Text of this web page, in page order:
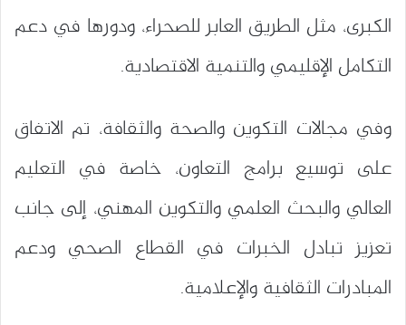
الكبرى، مثل الطريق العابر للصحراء، ودورها في دعم
التكامل الإقليمي والتنمية الاقتصادية.
وفي مجالات التكوين والصحة والثقافة، تم الاتفاق
على توسيع برامج التعاون، خاصة في التعليم
العالي والبحث العلمي والتكوين المهني، إلى جانب
تعزيز تبادل الخبرات في القطاع الصحي ودعم
المبادرات الثقافية والإعلامية.